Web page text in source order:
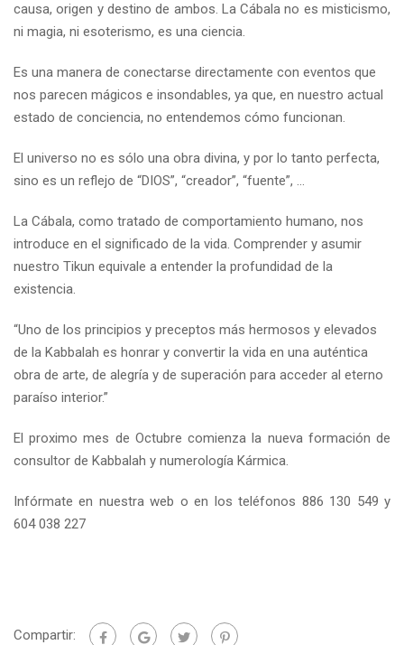
causa, origen y destino de ambos. La Cábala no es misticismo,
ni magia, ni esoterismo, es una ciencia.
Es una manera de conectarse directamente con eventos que
nos parecen mágicos e insondables, ya que, en nuestro actual
estado de conciencia, no entendemos cómo funcionan.
El universo no es sólo una obra divina, y por lo tanto perfecta,
sino es un reflejo de “DIOS”, “creador”, “fuente”, …
La Cábala, como tratado de comportamiento humano, nos
introduce en el significado de la vida. Comprender y asumir
nuestro Tikun equivale a entender la profundidad de la
existencia.
“Uno de los principios y preceptos más hermosos y elevados
de la Kabbalah es honrar y convertir la vida en una auténtica
obra de arte, de alegría y de superación para acceder al eterno
paraíso interior.”
El proximo mes de Octubre comienza la nueva formación de
consultor de Kabbalah y numerología Kármica.
Infórmate en nuestra web o en los teléfonos 886 130 549 y
604 038 227
Compartir: